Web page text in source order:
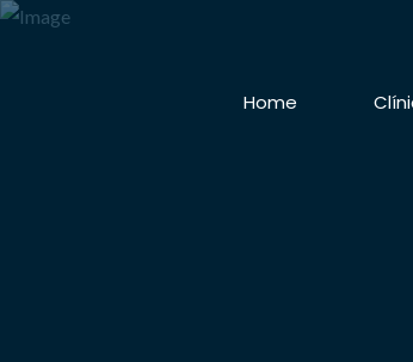
Home